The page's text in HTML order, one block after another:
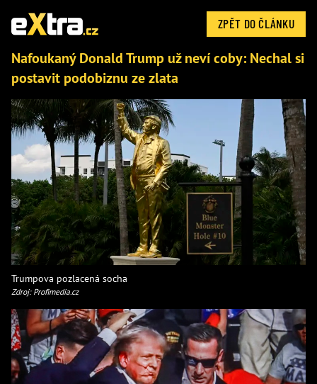
ZPĚT DO ČLÁNKU
Nafoukaný Donald Trump už neví coby: Nechal si
postavit podobiznu ze zlata
Trumpova pozlacená socha
Zdroj: Profimedia.cz